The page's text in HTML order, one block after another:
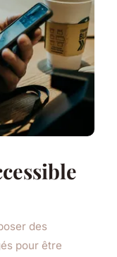
des
pour être